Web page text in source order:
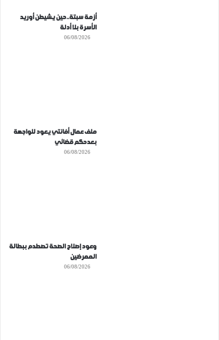
أزمة سبتة..حين يشيطن أوريد
الأسرة بلا أدلة
06/08/2026
ملف عمال أفانتي يعود للواجهة
بعدحكم قضائي
06/08/2026
وعود إصلاح الصحة تصطدم ببطالة
الممرضين
06/08/2026